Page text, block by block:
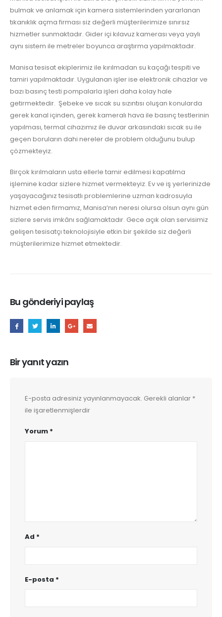
bulmak ve anlamak için kamera sistemlerinden yararlanan
tıkanıklık açma firması siz değerli müşterilerimize sınırsız
hizmetler sunmaktadır. Gider içi kılavuz kamerası veya yaylı
aynı sistem ile metreler boyunca araştırma yapılmaktadır.
Manisa tesisat ekiplerimiz ile kırılmadan su kaçağı tespiti ve
tamiri yapılmaktadır. Uygulanan işler ise elektronik cihazlar ve
bazı basınç testi pompalarla işleri daha kolay hale
getirmektedir. Şebeke ve sıcak su sızıntısı oluşan konularda
gerek kanal içinden, gerek kameralı hava ile basınç testlerinin
yapılması, termal cihazımız ile duvar arkasındaki sıcak su ile
geçen boruların dahi nereler de problem olduğunu bulup
çözmekteyiz.
Birçok kırılmaların usta ellerle tamir edilmesi kapatılma
işlemine kadar sizlere hizmet vermekteyiz. Ev ve iş yerlerinizde
yaşayacağınız tesisatlı problemlerine uzman kadrosuyla
hizmet eden firmamız, Manisa’nın neresi olursa olsun aynı gün
sizlere servis imkânı sağlamaktadır. Gece açık olan servisimiz
gelişen tesisatçı teknolojisiyle etkin bir şekilde siz değerli
müşterilerimize hizmet etmektedir.
Bu gönderiyi paylaş
Bir yanıt yazın
E-posta adresiniz yayınlanmayacak. Gerekli alanlar *
ile işaretlenmişlerdir
Yorum *
Ad *
E-posta *